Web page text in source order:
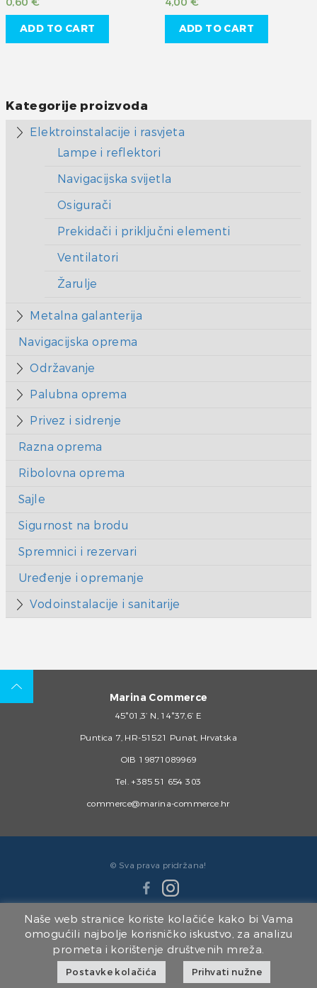
ADD TO CART ADD TO CART
Kategorije proizvoda
Elektroinstalacije i rasvjeta
Lampe i reflektori
Navigacijska svijetla
Osigurači
Prekidači i priključni elementi
Ventilatori
Žarulje
Metalna galanterija
Navigacijska oprema
Održavanje
Palubna oprema
Privez i sidrenje
Razna oprema
Ribolovna oprema
Sajle
Sigurnost na brodu
Spremnici i rezervari
Uređenje i opremanje
Vodoinstalacije i sanitarije
Marina Commerce
45°01,3’ N, 14°37,6’ E
Puntica 7, HR-51521 Punat, Hrvatska
OIB 19871089969
Tel. +385 51 654 303
commerce@marina-commerce.hr
© Sva prava pridržana!
Članice Marina Punat Grupe:
Marina Punat d.o.o. | Brodogradilište Punat d.o.o. |
Naše web stranice koriste kolačiće kako bi Vama
omogućili najbolje korisničko iskustvo, za analizu
prometa i korištenje društvenih mreža.
Postavke kolačića Prihvati nužne